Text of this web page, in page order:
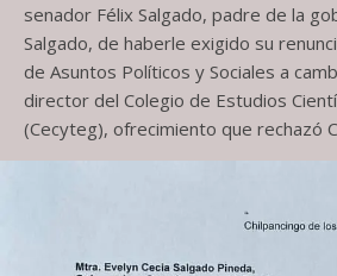
senador Félix Salgado, padre de la
Salgado, de haberle exigido su
de Asuntos Políticos y Sociales a
director del Colegio de Estudios
(Cecyteg), ofrecimiento que rechazó